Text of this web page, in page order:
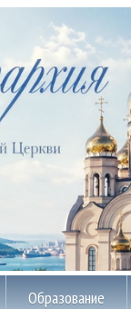
Образование